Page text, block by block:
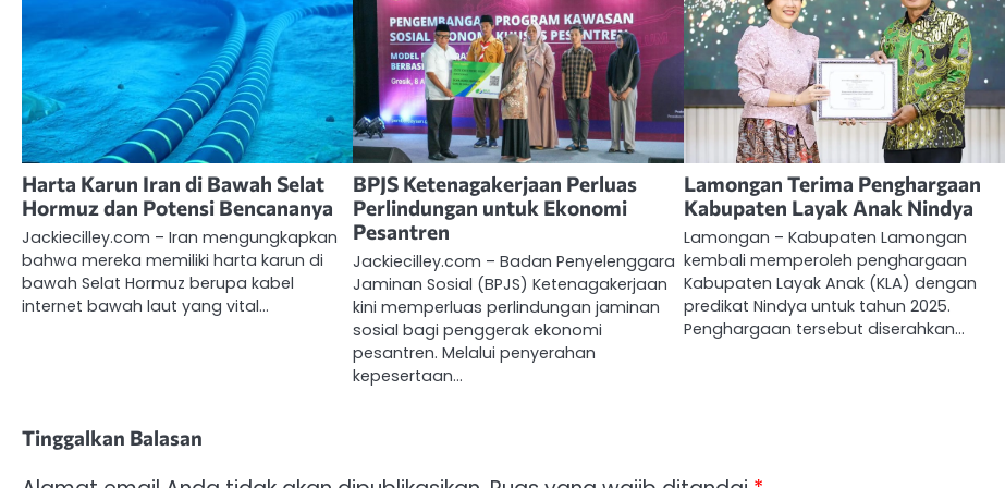
Harta Karun Iran di Bawah Selat
Hormuz dan Potensi Bencananya
Jackiecilley.com – Iran mengungkapkan
bahwa mereka memiliki harta karun di
bawah Selat Hormuz berupa kabel
internet bawah laut yang vital…
BPJS Ketenagakerjaan Perluas
Perlindungan untuk Ekonomi
Pesantren
Jackiecilley.com – Badan Penyelenggara
Jaminan Sosial (BPJS) Ketenagakerjaan
kini memperluas perlindungan jaminan
sosial bagi penggerak ekonomi
pesantren. Melalui penyerahan
kepesertaan…
Lamongan Terima Penghargaan
Kabupaten Layak Anak Nindya
Lamongan – Kabupaten Lamongan
kembali memperoleh penghargaan
Kabupaten Layak Anak (KLA) dengan
predikat Nindya untuk tahun 2025.
Penghargaan tersebut diserahkan…
Tinggalkan Balasan